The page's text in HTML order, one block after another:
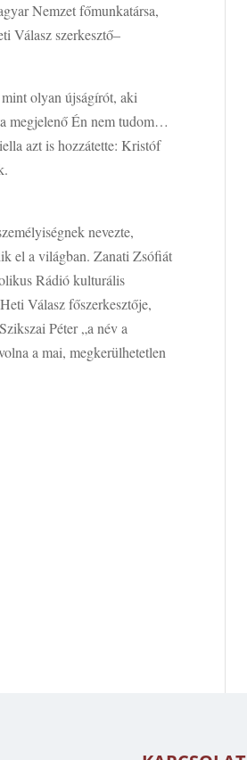
Nemzet főmunkatársa,
Válasz szerkesztő–
olyan újságírót, aki
megjelenő Én nem tudom…
azt is hozzátette: Kristóf
nevezte,
el a világban. Zanati Zsófiát
Rádió kulturális
Válasz főszerkesztője,
Péter „a név a
a mai, megkerülhetetlen